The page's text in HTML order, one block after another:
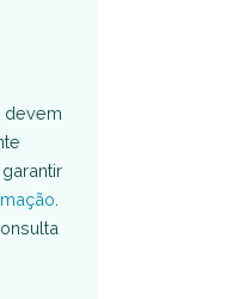
devem